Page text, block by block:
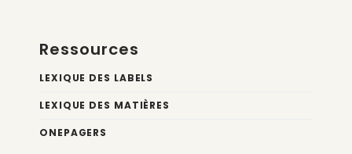
Ressources
LEXIQUE DES LABELS
LEXIQUE DES MATIÈRES
ONEPAGERS